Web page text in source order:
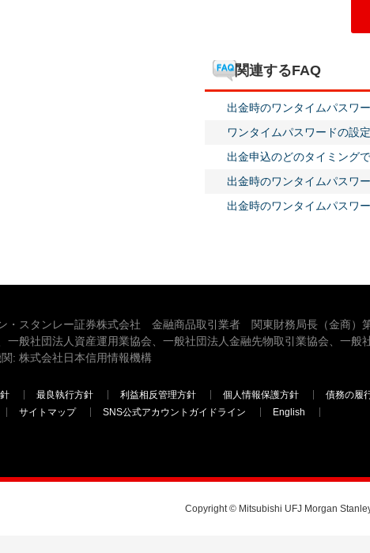
関連するFAQ
出金時のワンタイムパスワ
ワンタイムパスワードの設
出金申込のどのタイミング
出金時のワンタイムパスワ
出金時のワンタイムパスワ
・スタンレー証券株式会社 金融商品取引業者 関東財務局長（金商）
一般社団法人資産運用業協会、一般社団法人金融先物取引業協会、一
: 株式会社日本信用情報機構
最良執行方針 利益相反管理方針 個人情報保護方針 債務の履
サイトマップ SNS公式アカウントガイドライン English
Copyright © Mitsubishi UFJ Morgan